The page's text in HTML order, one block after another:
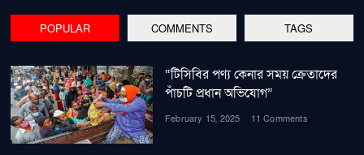
POPULAR COMMENTS TAGS
“টিসিবির পণ্য কেনার সময় ক্রেতাদের
পাঁচটি প্রধান অভিযোগ”
February 15, 2025 11 Comments